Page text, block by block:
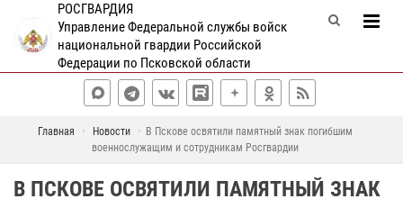
РОСГВАРДИЯ
Управление Федеральной службы войск
национальной гвардии Российской
Федерации по Псковской области
Главная Новости
В Пскове освятили памятный знак погибшим
военнослужащим и сотрудникам Росгвардии
В ПСКОВЕ ОСВЯТИЛИ ПАМЯТНЫЙ ЗНАК